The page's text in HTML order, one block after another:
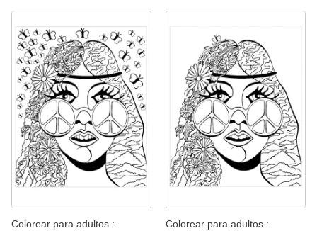
Colorear para adultos :
Colorear para adultos :